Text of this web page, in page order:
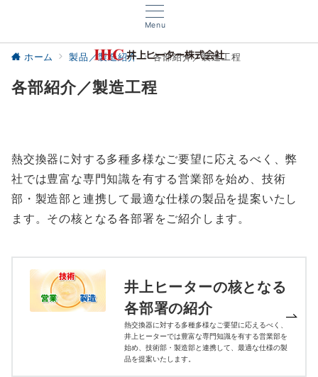
Menu
ホーム 製品／製造紹介 各部紹介／製造工程
各部紹介／製造工程
熱交換器に対する多種多様なご要望に応えるべく、弊
社では豊富な専門知識を有する営業部を始め、技術
部・製造部と連携して最適な仕様の製品を提案いたし
ます。その核となる各部署をご紹介します。
井上ヒーターの核となる
各部署の紹介
熱交換器に対する多種多様なご要望に応えるべく、
井上ヒーターでは豊富な専門知識を有する営業部を
始め、技術部・製造部と連携して、最適な仕様の製
品を提案いたします。